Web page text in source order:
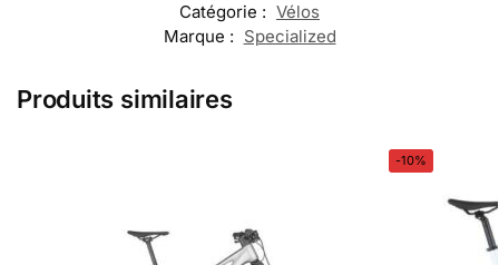
Catégorie : Vélos
Marque : Specialized
Produits similaires
-10%